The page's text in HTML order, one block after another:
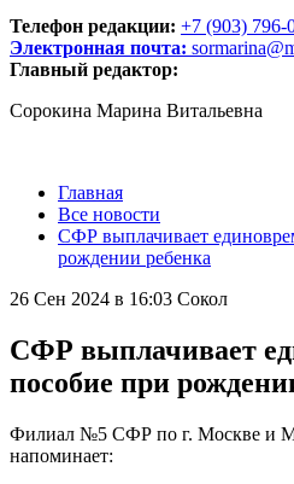
Телефон редакции: +7 (903) 796-
Электронная почта:
Главный редактор:
Сорокина Марина Витальевна
Главная
Все новости
СФР выплачивает
рождении ребенка
26 Сен 2024 в 16:03 Сокол
СФР выплачивает
пособие при
Филиал №5 СФР по г. Москве и
напоминает: